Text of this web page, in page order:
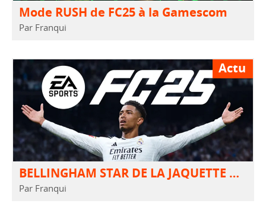
Mode RUSH de FC25 à la Gamescom
Par Franqui
Actu
BELLINGHAM STAR DE LA JAQUETTE D’EA SPORTS FC™ 25
Par Franqui